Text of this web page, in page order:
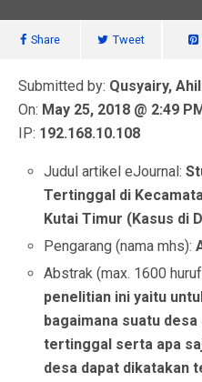
Share Tweet
Submitted by: Qusyairy, Ahil
On: May 25, 2018 @ 2:49
IP: 192.168.10.108
Judul artikel eJournal:
Tertinggal di
Kutai Timur (Kasus di
Pengarang (nama mhs):
Abstrak (max. 1600
penelitian ini yaitu
bagaimana suatu
tertinggal serta apa
desa dapat dikatakan